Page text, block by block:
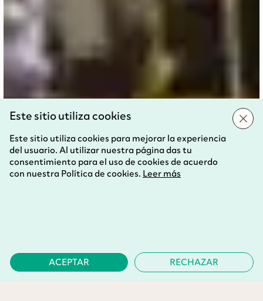
Este sitio utiliza cookies
Este sitio utiliza cookies para mejorar la experiencia
del usuario. Al utilizar nuestra página das tu
consentimiento para el uso de cookies de acuerdo
con nuestra Política de cookies. Leer más
ACEPTAR RECHAZAR